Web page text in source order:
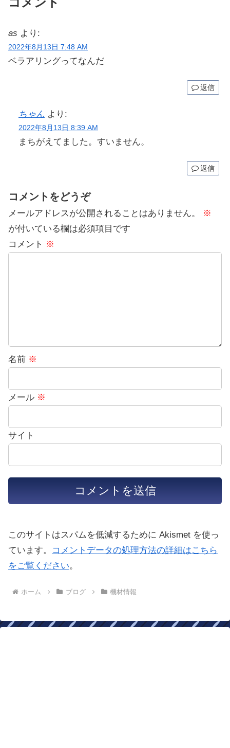
as より:
2022年8月13日 7:48 AM
ベラアリングってなんだ
返信
ちゃん より:
2022年8月13日 8:39 AM
まちがえてました。すいません。
返信
コメントをどうぞ
メールアドレスが公開されることはありません。
※
が付いている欄は必須項目です
コメント ※
名前 ※
メール ※
サイト
このサイトはスパムを低減するために Akismet を使っ
ています。
コメントデータの処理方法の詳細はこちら
をご覧ください。
ホーム ブログ 機材情報